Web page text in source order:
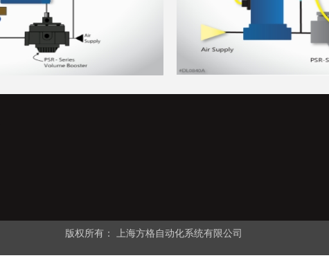
版权所有： 上海方格自动化系统有限公司